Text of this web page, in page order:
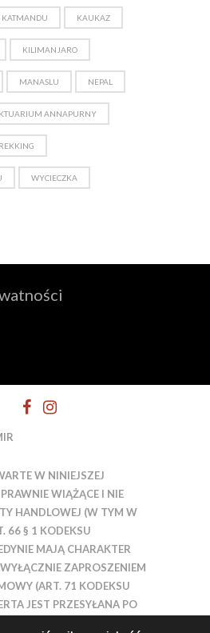
KATMANDU KAUKAZ
KILIMANJARO
MANASLU NEPAL
ANNAPURNY
WYCIECZKA
W NINIEJSZEJ
WIĄŻĄCE I NIE
HANDLOWEJ (W TYM W
66 § 1 KODEKSU
MAJĄ CHARAKTER
ZAPROSZENIEM
(ART. 71 KODEKSU
JEST PRZESYŁANA PO